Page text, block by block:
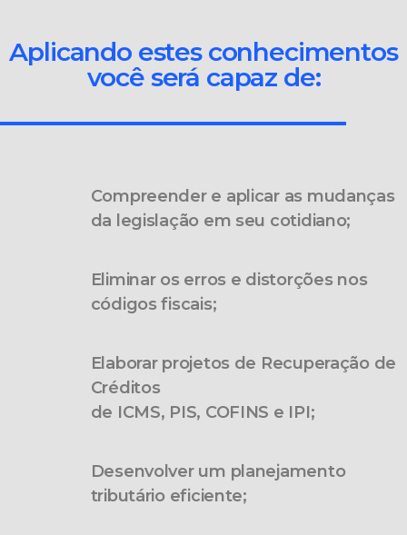
Aplicando estes conhecimentos
você será capaz de:
Compreender e aplicar as mudanças
da legislação em seu cotidiano;
Eliminar os erros e distorções nos
códigos fiscais;
Elaborar projetos de Recuperação de
Créditos
de ICMS, PIS, COFINS e IPI;
Desenvolver um planejamento
tributário eficiente;